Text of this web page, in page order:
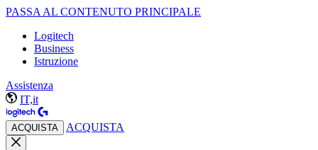
PASSA AL CONTENUTO PRINCIPALE
Logitech
Business
Istruzione
Assistenza
IT,it
ACQUISTA ACQUISTA